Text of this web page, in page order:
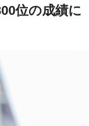
位の成績に